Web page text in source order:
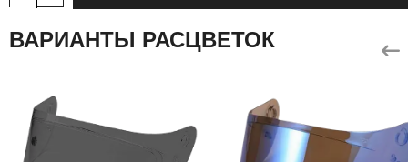
ВАРИАНТЫ РАСЦВЕТОК